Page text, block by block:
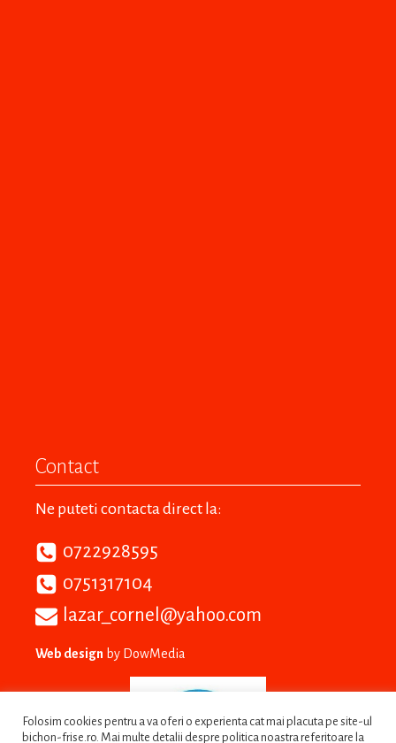
Contact
Ne puteti contacta direct la:
0722928595
0751317104
lazar_cornel@yahoo.com
Web design by DowMedia
Folosim cookies pentru a va oferi o experienta cat mai placuta pe site-ul
bichon-frise.ro. Mai multe detalii despre politica noastra referitoare la